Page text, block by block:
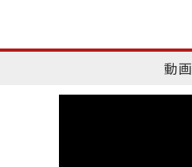
動画